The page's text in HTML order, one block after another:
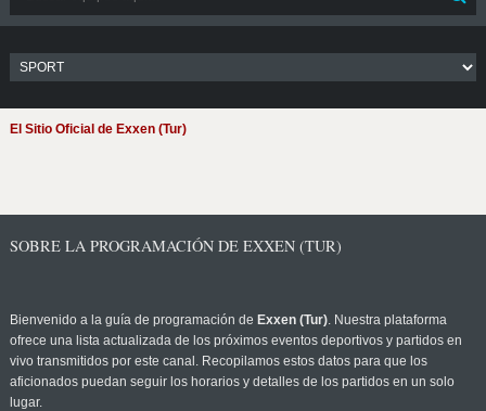
El Sitio Oficial de Exxen (Tur)
SOBRE LA PROGRAMACIÓN DE EXXEN (TUR)
Bienvenido a la guía de programación de Exxen (Tur). Nuestra plataforma
ofrece una lista actualizada de los próximos eventos deportivos y partidos en
vivo transmitidos por este canal. Recopilamos estos datos para que los
aficionados puedan seguir los horarios y detalles de los partidos en un solo
lugar.